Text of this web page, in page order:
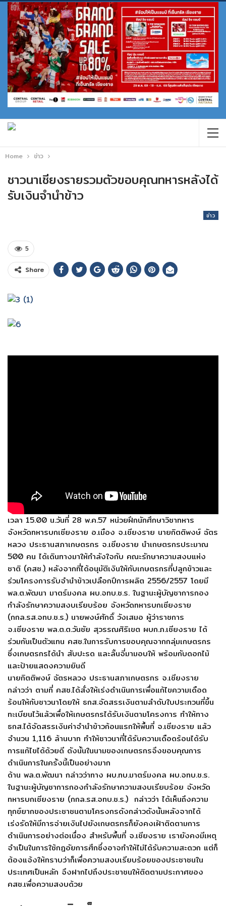
Home ข่าว
ชาวนาเชียงรายรวมตัวขอบคุณทหารหลังได้
รับเงินจำนำข้าว
ข่าว
5
Share
เวลา 15.00 น.วันที่ 28 พ.ค.57 หน่วยฝึกนักศึกษาวิชาทหาร
จังหวัดทหารบกเชียงราย อ.เมือง จ.เชียงราย นายกิตติพงษ์ ฉัตร
หลวง ประธานสภาเกษตรกร จ.เชียงราย นำเกษตรกรประมาณ
500 คน ได้เดินทางมาให้กำลังใจกับ คณะรักษาความสงบแห่ง
ชาติ (คสช.) หลังจากที่ได้อนุมัติเงินให้กับเกษตรกรที่ปลูกข้าวและ
ร่วมโครงการรับจำนำข้าวเปลือกปีการผลิต 2556/2557 โดยมี
พล.ต.พัฒนา มาตร์มงคล ผบ.จทบ.ช.ร. ในฐานะผู้บัญชาการกอง
กำลังรักษาความสงบเรียบร้อย จังหวัดทหารบกเชียงราย
(กกล.รส.จทบ.ช.ร.) นายพงษ์ศักดิ์ วังเสมอ ผู้ว่าราชการ
จ.เชียงราย พล.ต.ต.วันชัย สุวรรณศิริเขต ผบก.ภ.เชียงราย ได้
ร่วมกันเป็นตัวแทน คสช.ในการรับการขอบคุณจากกลุ่มเกษตรกร
ซึ่งเกษตรกรได้นำ สับปะรด และลิ้นจี่มามอบให้ พร้อมกับดอกไม้
และป้ายแสดงความยินดี
นายกิตติพงษ์ ฉัตรหลวง ประธานสภาเกษตรกร จ.เชียงราย
กล่าวว่า ตามที่ คสช.ได้สั่งให้เร่งดำเนินการเพื่อแก้ไขความเดือด
ร้อนให้กับชาวนาโดยให้ ธกส.จัดสรรเงินตามลำดับใบประทวนที่ขึ้น
ทะเบียนไว้แล้วเพื่อให้เกษตรกรได้รับเงินตามโครงการ ทำให้ทาง
ธกส.ได้จัดสรรเงินค่าจำนำข้าวก้อนแรกให้พื้นที่ จ.เชียงราย แล้ว
จำนวน 1,116 ล้านบาท ทำให้ชาวนาที่ได้รับความเดือดร้อนได้รับ
การแก้ไขได้ด้วยดี ดังนั้นในนามของเกษตรกรจึงขอบคุณการ
ดำเนินการในครั้งนี้เป็นอย่างมาก
ด้าน พล.ต.พัฒนา กล่าวว่าทาง ผบ.ทบ.มาตร์มงคล ผบ.จทบ.ช.ร.
ในฐานะผู้บัญชาการกองกำลังรักษาความสงบเรียบร้อย จังหวัด
ทหารบกเชียงราย (กกล.รส.จทบ.ช.ร.) กล่าวว่า ได้เห็นถึงความ
ทุกข์ยากของประชาชนตามโครงกรดังกล่าวดังนั้นหลังจากได้
เร่งรัดให้มีการจ่ายเงินไปยังเกษตรกรก็ยังคงเฝ้าติดตามการ
ดำเนินการอย่างต่อเนื่อง สำหรับพื้นที่ จ.เชียงราย เรายังคงมีเหตุ
จำเป็นในการใช้กฎอัยการศึกซึ่งอาจทำให้ไม่ได้รับความสะดวก แต่ก็
ต้องแจ้งให้ทราบว่าก็เพื่อความสงบเรียบร้อยของประชาชนใน
ประเทศเป็นหลัก จึงฝากไปถึงประชาชนให้ติดตามประกาศของ
คสช.เพื่อความสงบด้วย